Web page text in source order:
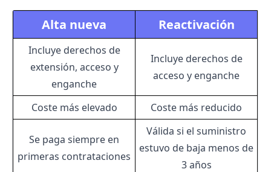
Alta nueva Reactivación
Incluye derechos de
extensión, acceso y
enganche
Incluye derechos de
acceso y enganche
Coste más elevado Coste más reducido
Se paga siempre en
primeras contrataciones
Válida si el suministro
estuvo de baja menos de
3 años